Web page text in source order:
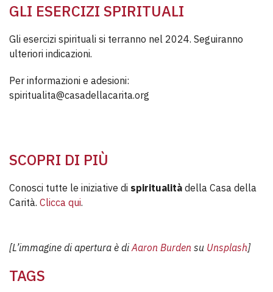
GLI ESERCIZI SPIRITUALI
Gli esercizi spirituali si terranno nel 2024. Seguiranno
ulteriori indicazioni.
Per informazioni e adesioni:
spiritualita@casadellacarita.org
SCOPRI DI PIÙ
Conosci tutte le iniziative di spiritualità della Casa della
Carità. Clicca qui.
[L’immagine di apertura è diAaron Burden su Unsplash]
TAGS